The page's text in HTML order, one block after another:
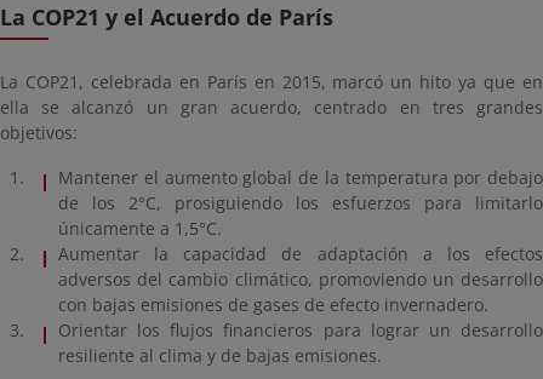
La COP21 y el Acuerdo de París
La COP21, celebrada en París en 2015, marcó un hito ya que en
ella se alcanzó un gran acuerdo, centrado en tres grandes
objetivos:
Mantener el aumento global de la temperatura por debajo
de los 2°C, prosiguiendo los esfuerzos para limitarlo
únicamente a 1,5°C.
Aumentar la capacidad de adaptación a los efectos
adversos del cambio climático, promoviendo un desarrollo
con bajas emisiones de gases de efecto invernadero.
Orientar los flujos financieros para lograr un desarrollo
resiliente al clima y de bajas emisiones.